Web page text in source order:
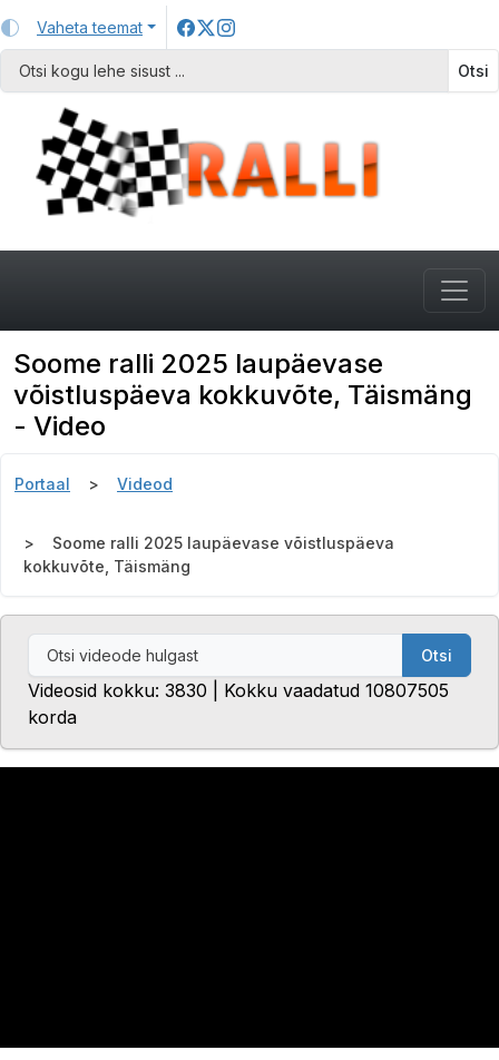
Vaheta teemat
Otsi
Soome ralli 2025 laupäevase
võistluspäeva kokkuvõte, Täismäng
- Video
Portaal Videod
Soome ralli 2025 laupäevase võistluspäeva
kokkuvõte, Täismäng
Otsi
Videosid kokku: 3830 | Kokku vaadatud 10807505
korda